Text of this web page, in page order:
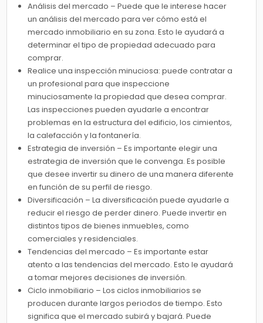
Análisis del mercado – Puede que le interese hacer
un análisis del mercado para ver cómo está el
mercado inmobiliario en su zona. Esto le ayudará a
determinar el tipo de propiedad adecuado para
comprar.
Realice una inspección minuciosa: puede contratar a
un profesional para que inspeccione
minuciosamente la propiedad que desea comprar.
Las inspecciones pueden ayudarle a encontrar
problemas en la estructura del edificio, los cimientos,
la calefacción y la fontanería.
Estrategia de inversión – Es importante elegir una
estrategia de inversión que le convenga. Es posible
que desee invertir su dinero de una manera diferente
en función de su perfil de riesgo.
Diversificación – La diversificación puede ayudarle a
reducir el riesgo de perder dinero. Puede invertir en
distintos tipos de bienes inmuebles, como
comerciales y residenciales.
Tendencias del mercado – Es importante estar
atento a las tendencias del mercado. Esto le ayudará
a tomar mejores decisiones de inversión.
Ciclo inmobiliario – Los ciclos inmobiliarios se
producen durante largos periodos de tiempo. Esto
significa que el mercado subirá y bajará. Puede